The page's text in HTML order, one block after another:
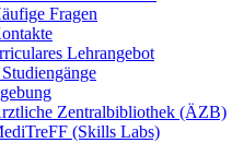
Fragen
Lehrangebot
Zentralbibliothek (ÄZB)
(Skills Labs)